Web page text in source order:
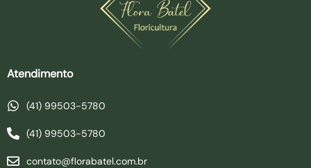
Atendimento
(41) 99503-5780
(41) 99503-5780
contato@florabatel.com.br